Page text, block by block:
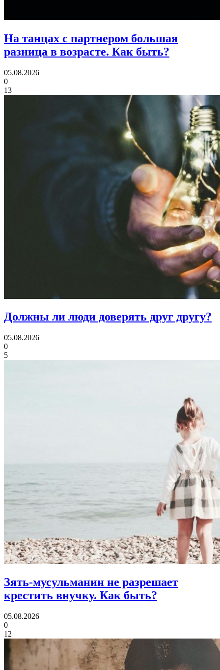
На танцах с партнером большая
разница в возрасте. Как быть?
05.08.2026
0
13
Должны ли люди доверять друг другу?
05.08.2026
0
5
Зять-мусульманин не разрешает
крестить внучку. Как быть?
05.08.2026
0
12